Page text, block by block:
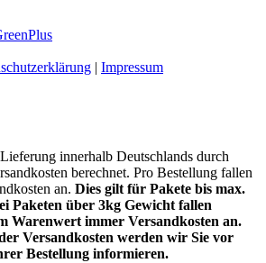
| Impressum
innerhalb Deutschlands durch
berechnet. Pro Bestellung fallen
an. Dies gilt für Pakete bis max.
Paketen über 3kg Gewicht fallen
Warenwert immer Versandkosten an.
Versandkosten werden wir Sie vor
Bestellung informieren.